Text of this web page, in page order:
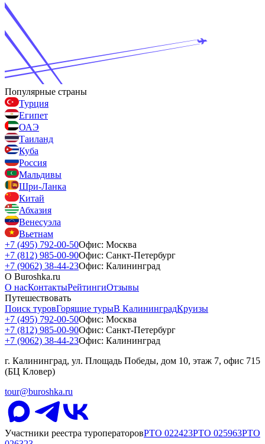
Популярные страны
Турция
Египет
ОАЭ
Таиланд
Куба
Россия
Мальдивы
Шри-Ланка
Китай
Абхазия
Венесуэла
Вьетнам
+7 (495) 792-00-50Офис: Москва
+7 (812) 985-00-90Офис: Санкт-Петербург
+7 (9062) 38-44-23Офис: Калининград
О Buroshka.ru
О насКонтактыРейтингиОтзывы
Путешествовать
Поиск туровГорящие турыВ КалининградКруизы
+7 (495) 792-00-50Офис: Москва
+7 (812) 985-00-90Офис: Санкт-Петербург
+7 (9062) 38-44-23Офис: Калининград
г. Калининград, ул. Площадь Победы, дом 10, этаж 7, офис 715
(БЦ Кловер)
tour@buroshka.ru
Участники реестра туроператоровРТО 022423РТО 025963РТО